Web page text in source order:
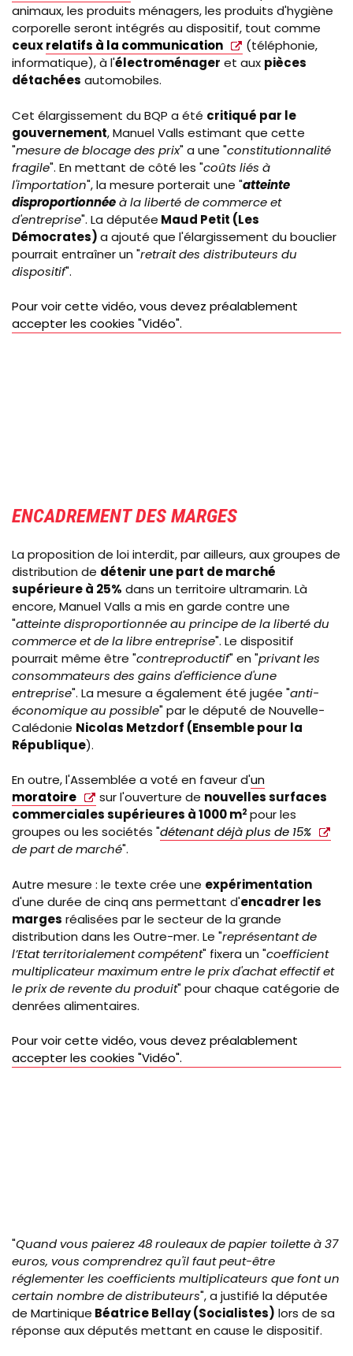
animaux, les produits ménagers, les produits d'hygiène
corporelle seront intégrés au dispositif, tout comme
ceuxrelatifs à la communication
(téléphonie,
informatique), à l'électroménager et aux pièces
détachées automobiles.
Cet élargissement du BQP a été critiqué par le
gouvernement, Manuel Valls estimant que cette
"mesure de blocage des prix" a une "constitutionnalité
fragile". En mettant de côté les "coûts liés à
l'importation", la mesure porterait une "atteinte
disproportionnéeà la liberté de commerce et
d'entreprise". La députée Maud Petit (Les
Démocrates)a ajouté que l'élargissement du bouclier
pourrait entraîner un "retrait des distributeurs du
dispositif".
Pour voir cette vidéo, vous devez préalablement
accepter les cookies "Vidéo".
ENCADREMENT DES MARGES
La proposition de loi interdit, par ailleurs, aux groupes de
distribution de détenir une part de marché
supérieure à 25% dans un territoire ultramarin. Là
encore, Manuel Valls a mis en garde contre une
"atteinte disproportionnée au principe de la liberté du
commerce et de la libre entreprise". Le dispositif
pourrait même être "contreproductif" en "privant les
consommateurs des gains d'efficience d'une
entreprise". La mesure a également été jugée "anti-
économique au possible" par le député de Nouvelle-
Calédonie Nicolas Metzdorf (Ensemble pour la
République).
En outre, l'Assemblée a voté en faveur d'un
moratoire
sur l'ouverture de nouvelles surfaces
commerciales supérieures à 1000 m2 pour les
groupes ou les sociétés "détenant déjà plus de 15%
de part de marché".
Autre mesure : le texte crée une expérimentation
d'une durée de cinq ans permettant d'encadrer les
marges réalisées par le secteur de la grande
distribution dans les Outre-mer. Le "représentant de
l’Etat territorialement compétent" fixera un "coefficient
multiplicateur maximum entre le prix d'achat effectif et
le prix de revente du produit" pourchaque catégorie de
denrées alimentaires.
Pour voir cette vidéo, vous devez préalablement
accepter les cookies "Vidéo".
"Quand vous paierez 48 rouleaux de papier toilette à 37
euros, vous comprendrez qu'il faut peut-être
réglementer les coefficients multiplicateurs que font un
certain nombre de distributeurs", a justifié la députée
de Martinique Béatrice Bellay (Socialistes) lors de sa
réponse aux députés mettant en cause le dispositif.